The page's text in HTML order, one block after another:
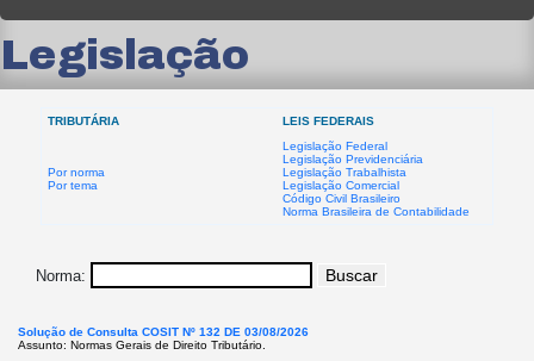
Legislação
TRIBUTÁRIA LEIS FEDERAIS
Por norma
Por tema
Legislação Federal
Legislação Previdenciária
Legislação Trabalhista
Legislação Comercial
Código Civil Brasileiro
Norma Brasileira de Contabilidade
Norma:
Solução de Consulta COSIT Nº 132 DE 03/08/2026
Assunto: Normas Gerais de Direito Tributário.